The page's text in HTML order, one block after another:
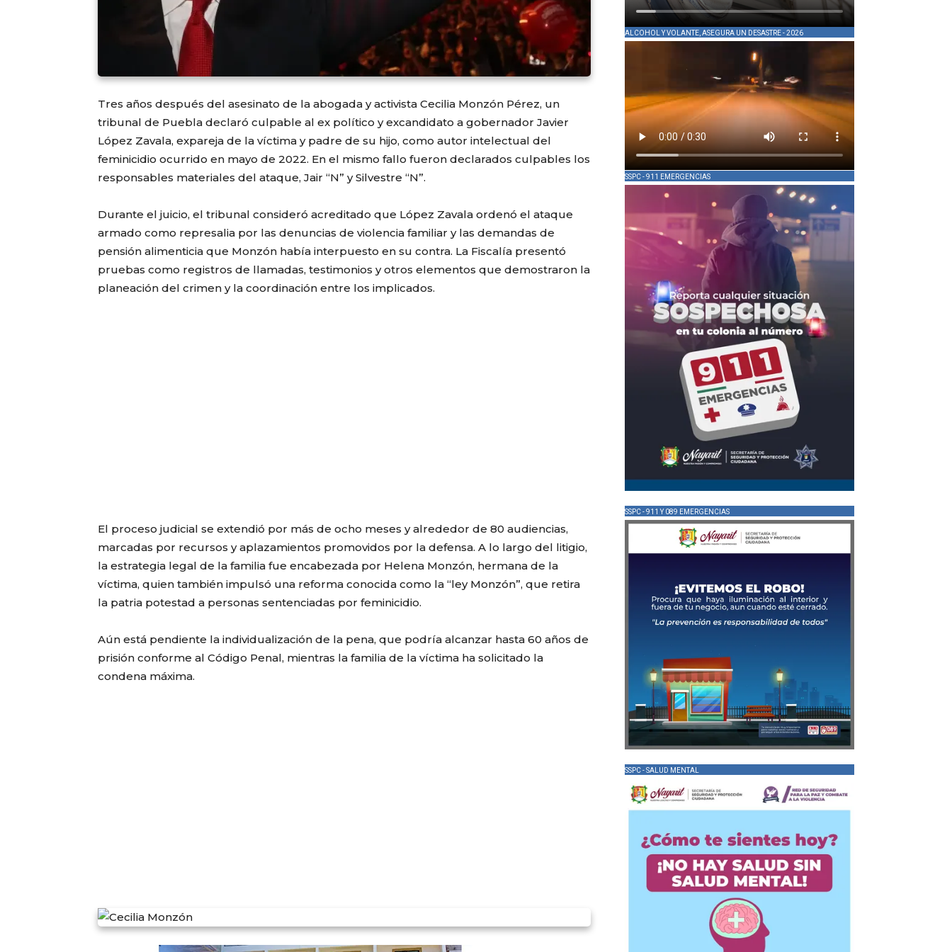
Tres años después del asesinato de la abogada y activista Cecilia Monzón Pérez, un
tribunal de Puebla declaró culpable al ex político y excandidato a gobernador Javier
López Zavala, expareja de la víctima y padre de su hijo, como autor intelectual del
feminicidio ocurrido en mayo de 2022. En el mismo fallo fueron declarados culpables los
responsables materiales del ataque, Jair “N” y Silvestre “N”.
Durante el juicio, el tribunal consideró acreditado que López Zavala ordenó el ataque
armado como represalia por las denuncias de violencia familiar y las demandas de
pensión alimenticia que Monzón había interpuesto en su contra. La Fiscalía presentó
pruebas como registros de llamadas, testimonios y otros elementos que demostraron la
planeación del crimen y la coordinación entre los implicados.
El proceso judicial se extendió por más de ocho meses y alrededor de 80 audiencias,
marcadas por recursos y aplazamientos promovidos por la defensa. A lo largo del litigio,
la estrategia legal de la familia fue encabezada por Helena Monzón, hermana de la
víctima, quien también impulsó una reforma conocida como la “ley Monzón”, que retira
la patria potestad a personas sentenciadas por feminicidio.
Aún está pendiente la individualización de la pena, que podría alcanzar hasta 60 años de
prisión conforme al Código Penal, mientras la familia de la víctima ha solicitado la
condena máxima.
ALCOHOL Y VOLANTE, ASEGURA UN DESASTRE - 2026
SSPC - 911 EMERGENCIAS
SSPC - 911 Y 089 EMERGENCIAS
SSPC - SALUD MENTAL